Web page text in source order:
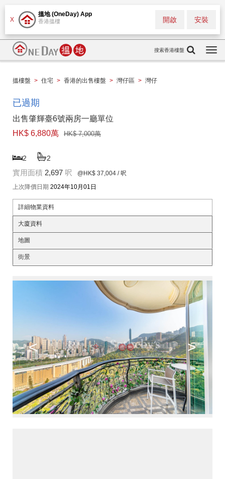
X
搵地 (OneDay) App
香港搵樓 安裝
開啟
搜索香港樓盤
搵樓盤 > 住宅 > 香港的出售樓盤 > 灣仔區 > 灣仔
已過期
出售肇輝臺6號兩房一廳單位
HK$ 6,880萬
HK$ 7,000萬
2 2
實用面積 2,697 呎 @HK$ 37,004 / 呎
上次降價日期 2024年10月01日
詳細物業資料
大廈資料
地圖
街景
< >